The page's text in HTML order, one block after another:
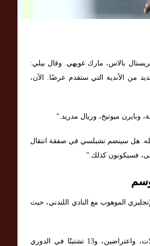
بالاس، مارك غويهي. وقال بيلي:
من الأندية التي ستقدم عرضًا. الآن،
وبايرن ميونيخ، وريال مدريد.”
مثله. هل سينضم تشيلسي في صفقة انتقال
فسيكونون كذلك.”
الموهوب مع النادي اللندني، حيث
يُعتبر اللاعب البالغ من العمر 25 عامًا مدافعًا ممتازًا، حيث ساهم بخمس تدخلات، واعتراضين، و13 تشتيتًا في الدوري